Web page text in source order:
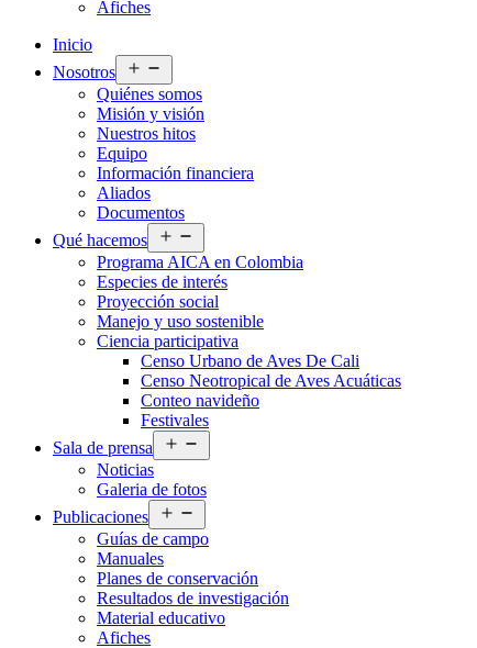
Afiches
Inicio
Nosotros
el
menú
Quiénes somos
Misión y visión
Nuestros hitos
Equipo
Información financiera
Aliados
Documentos
Qué hacemos
el
menú
Programa AICA en Colombia
Especies de interés
Proyección social
Manejo y uso sostenible
Ciencia participativa
Censo Urbano de Aves De Cali
Censo Neotropical de Aves Acuáticas
Conteo navideño
Festivales
Sala de prensa
el
Noticias
Galeria de fotos
Publicaciones
el
menú
Guías de campo
Manuales
Planes de conservación
Resultados de investigación
Material educativo
Afiches